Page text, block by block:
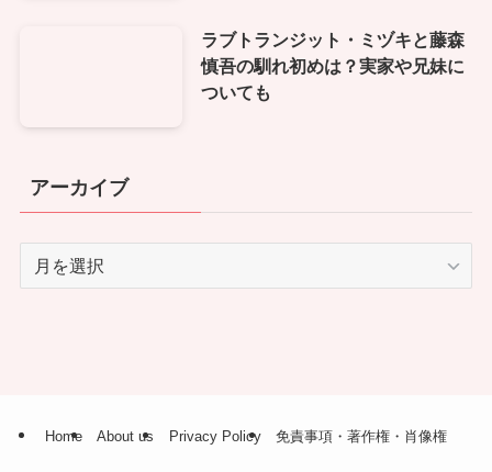
ラブトランジット・ミヅキと藤森
慎吾の馴れ初めは？実家や兄妹に
ついても
アーカイブ
Home About us Privacy Policy 免責事項・著作権・肖像権